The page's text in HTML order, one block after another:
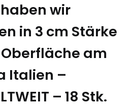
haben wir
in 3 cm Stärke
am
Italien –
– 18 Stk.